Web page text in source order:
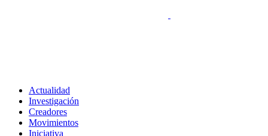
Actualidad
Investigación
Creadores
Movimientos
Iniciativa